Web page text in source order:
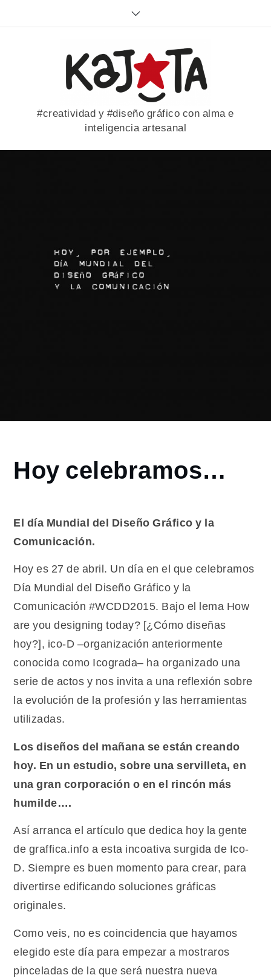
#creatividad y #diseño gráfico con alma e
inteligencia artesanal
Home
2015
Hoy
celebramos…
Hoy celebramos…
El día Mundial del Diseño Gráfico y la
Comunicación.
Hoy es 27 de abril. Un día en el que celebramos
Día Mundial del Diseño Gráfico y la
Comunicación #WCDD2015. Bajo el lema How
are you designing today? [¿Cómo diseñas
hoy?], ico-D –organización anteriormente
conocida como Icograda– ha organizado una
serie de actos y nos invita a una reflexión sobre
la evolución de la profesión y las herramientas
utilizadas.
Los diseños del mañana se están creando
hoy. En un estudio, sobre una servilleta, en
una gran corporación o en el rincón más
humilde….
Así arranca el artículo que dedica hoy la gente
de graffica.info a esta incoativa surgida de Ico-
D. Siempre es buen momento para crear, para
divertirse edificando soluciones gráficas
originales.
Como veis, no es coincidencia que hayamos
elegido este día para empezar a mostraros
pinceladas de la que será nuestra nueva